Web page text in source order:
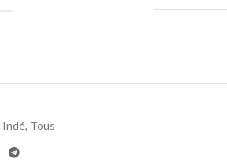
Indé, Tous